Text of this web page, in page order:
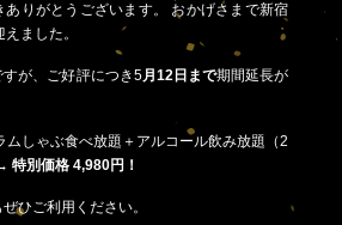
ありがとうございます。 おかげさまで新宿
ました。
が、ご好評につき5月12日まで期間延長が
ムしゃぶ食べ放題＋アルコール飲み放題（2
特別価格 4,980円！
ひご利用ください。